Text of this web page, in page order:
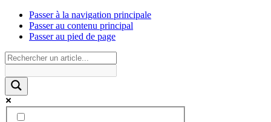
Passer à la navigation principale
Passer au contenu principal
Passer au pied de page